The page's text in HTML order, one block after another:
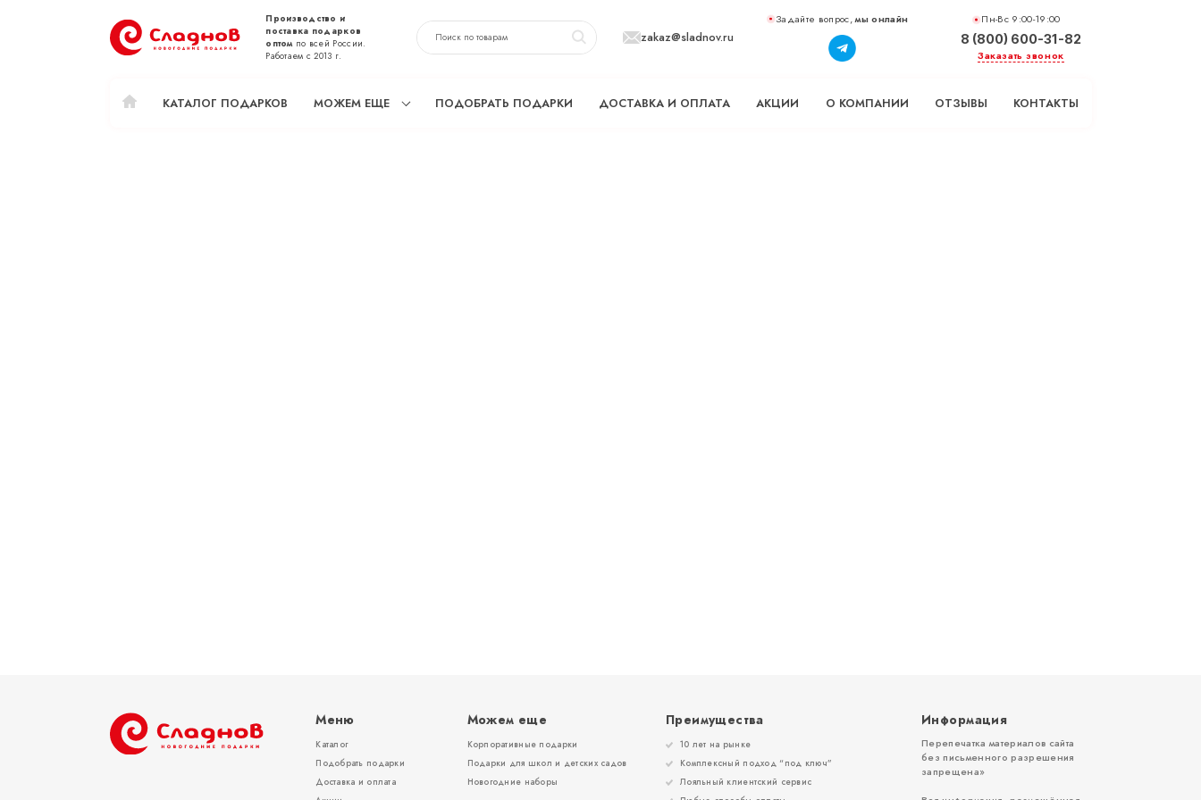
Производство и
поставка подарков
оптомпо всей России.
Работаем с 2013 г.
zakaz@sladnov.ru
Задайте вопрос,мы онлайн Пн-Вс 9:00-19:00
8 (800) 600-31-82
Заказать звонок
КАТАЛОГ ПОДАРКОВ МОЖЕМ ЕЩЕ ПОДОБРАТЬ ПОДАРКИ ДОСТАВКА И ОПЛАТА АКЦИИ О КОМПАНИИ ОТЗЫВЫ КОНТАКТЫ
Меню
Каталог
Подобрать подарки
Доставка и оплата
Можем еще
Корпоративные подарки
Подарки для школ и детских садов
Новогодние наборы
Преимущества
10 лет на рынке
Комплексный подход “под ключ”
Лояльный клиентский сервис
Информация
Перепечатка материалов сайта
без письменного разрешения
запрещена»